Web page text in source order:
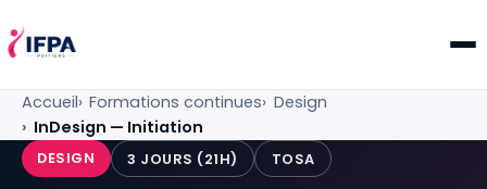
IFPA Poitiers — Centre de formation professionnelle
Accueil Formations continues Design
InDesign — Initiation
DESIGN 3 JOURS (21H) TOSA